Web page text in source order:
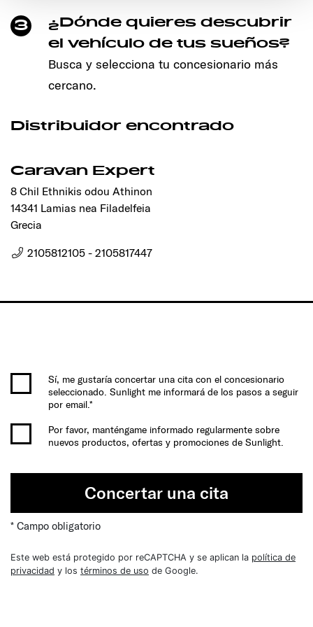
Ermöglichung der Seitennavigation erforderlich sind.
3
¿Dónde quieres descubrir
el vehículo de tus sueños?
Busca y selecciona tu concesionario más
cercano.
Distribuidor encontrado
Caravan Expert
8 Chil Ethnikis odou Athinon
14341 Lamias nea Filadelfeia
Grecia
2105812105 - 2105817447
Sí, me gustaría concertar una cita con el concesionario
seleccionado. Sunlight me informará de los pasos a seguir
por email.*
Por favor, manténgame informado regularmente sobre
nuevos productos, ofertas y promociones de Sunlight.
Concertar una cita
* Campo obligatorio
Este web está protegido por reCAPTCHA y se aplican la política de
privacidad y los términos de uso de Google.